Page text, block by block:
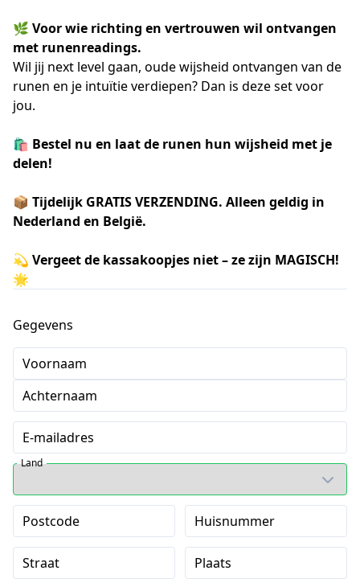
🌿 Voor wie richting en vertrouwen wil ontvangen
met runenreadings.
Wil jij next level gaan, oude wijsheid ontvangen van de
runen en je intuïtie verdiepen? Dan is deze set voor
jou.
🛍️ Bestel nu en laat de runen hun wijsheid met je
delen!
📦 Tijdelijk GRATIS VERZENDING. Alleen geldig in
Nederland en België.
💫 Vergeet de kassakoopjes niet – ze zijn MAGISCH!
🌟
Gegevens
Voornaam
Achternaam
E-mailadres
Land
Postcode Huisnummer
Straat Plaats